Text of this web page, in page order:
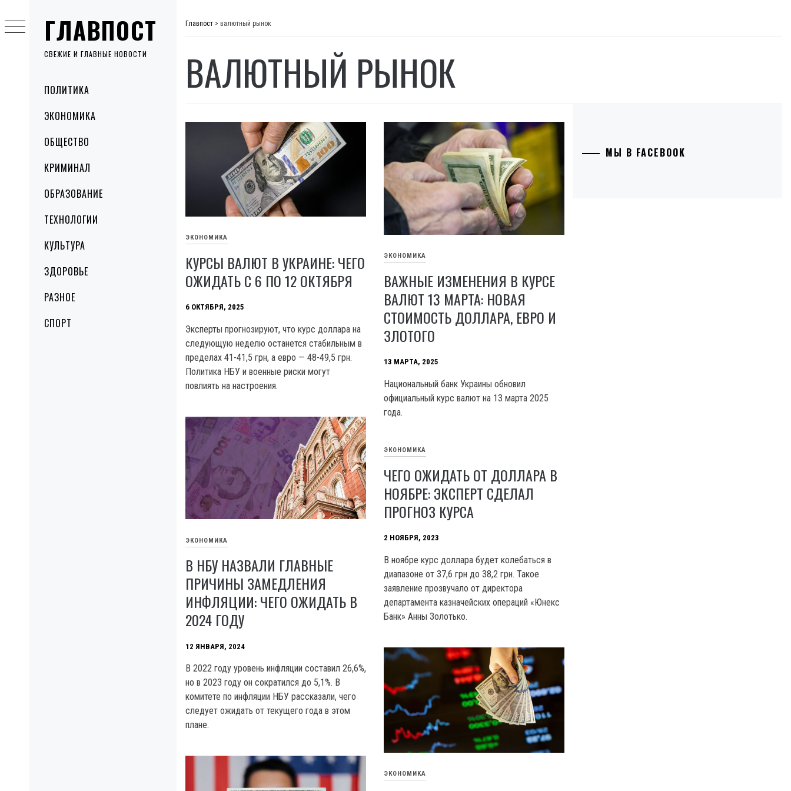
ГЛАВПОСТ
СВЕЖИЕ И ГЛАВНЫЕ НОВОСТИ
MenuПОЛИТИКА
ЭКОНОМИКА
ОБЩЕСТВО
КРИМИНАЛ
ОБРАЗОВАНИЕ
ТЕХНОЛОГИИ
КУЛЬТУРА
ЗДОРОВЬЕ
РАЗНОЕ
СПОРТ
to
content
Главпост > валютный рынок
ВАЛЮТНЫЙ РЫНОК
ЭКОНОМИКА
КУРСЫ ВАЛЮТ В УКРАИНЕ: ЧЕГО
ОЖИДАТЬ С 6 ПО 12 ОКТЯБРЯ
6 ОКТЯБРЯ, 2025
Эксперты прогнозируют, что курс доллара на
следующую неделю останется стабильным в
пределах 41-41,5 грн, а евро — 48-49,5 грн.
Политика НБУ и военные риски могут
повлиять на настроения.
ЭКОНОМИКА
ВАЖНЫЕ ИЗМЕНЕНИЯ В КУРСЕ
ВАЛЮТ 13 МАРТА: НОВАЯ
СТОИМОСТЬ ДОЛЛАРА, ЕВРО И
ЗЛОТОГО
13 МАРТА, 2025
Национальный банк Украины обновил
официальный курс валют на 13 марта 2025
года.
ЭКОНОМИКА
В НБУ НАЗВАЛИ ГЛАВНЫЕ
ПРИЧИНЫ ЗАМЕДЛЕНИЯ
ИНФЛЯЦИИ: ЧЕГО ОЖИДАТЬ В
2024 ГОДУ
12 ЯНВАРЯ, 2024
В 2022 году уровень инфляции составил 26,6%,
но в 2023 году он сократился до 5,1%. B
комитете по инфляции НБУ рассказали, чего
следует ожидать от текущего года в этом
плане.
ЭКОНОМИКА
ЧЕГО ОЖИДАТЬ ОТ ДОЛЛАРА В
НОЯБРЕ: ЭКСПЕРТ СДЕЛАЛ
ПРОГНОЗ КУРСА
2 НОЯБРЯ, 2023
B ноябре курс доллара будет колебаться в
диапазоне от 37,6 грн до 38,2 грн. Такое
заявление прозвучало от директора
департамента казначейских операций «Юнекс
Банк» Анны Золотько.
ЭКОНОМИКА
МЫ В FACEBOOK